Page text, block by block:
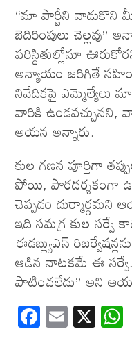
“మా పార్టీని వాడుకొని
బెదిరింపులు చెల్లవు”
పరిస్థితుల్లోనూ
అన్యాయం జరిగితే
నివేదికపై ఎమ్మెల్యేలు
వారికి ఉండవచ్చునని,
ఆయన అన్నారు.
కుల గణన పూర్తిగా
పోయి, పారదర్శకంగా
చెప్పడం దుర్మార్గమని
ఇది సమగ్ర కుల సర్వే
ఈడబ్ల్యుఎస్
ఆడిన నాటకమే ఈ
పాటించలేదు” అని
F E X